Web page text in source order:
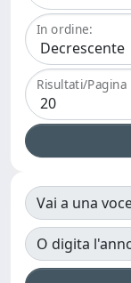
In ordine:
Risultati/Pagina
Vai a una
O digita